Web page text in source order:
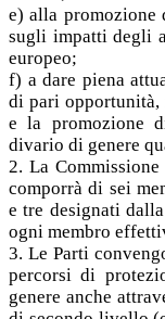
e) alla promozione
sugli impatti degli
europeo;
f) a dare piena
di pari opportunità,
e la promozione
divario di genere
2. La
comporrà di sei
e tre designati
ogni membro
3. Le Parti
percorsi di
genere anche